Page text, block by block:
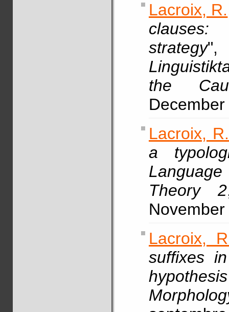
Lacroix, R.
clauses:
strategy
the
Lacroix, R.
a
Theory 2
Lacroix,
suffixes